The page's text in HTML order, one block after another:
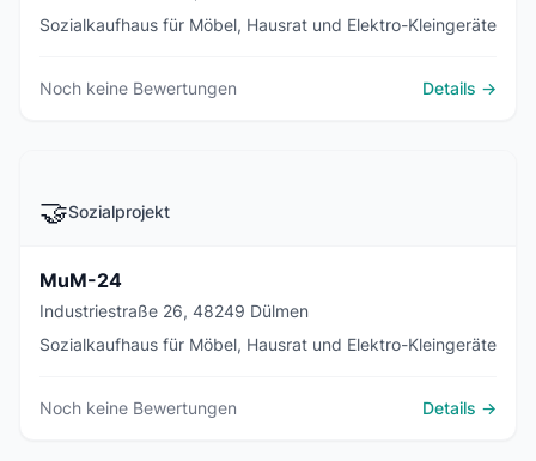
Sozialkaufhaus für Möbel, Hausrat und Elektro-Kleingeräte
Noch keine Bewertungen Details →
🤝Sozialprojekt
MuM-24
Industriestraße 26, 48249 Dülmen
Sozialkaufhaus für Möbel, Hausrat und Elektro-Kleingeräte
Noch keine Bewertungen Details →